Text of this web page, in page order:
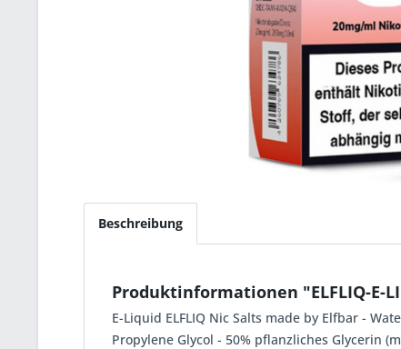
Beschreibung
Produktinformationen "ELFLIQ-E-
E-Liquid ELFLIQ Nic Salts made by Elfbar -
Propylene Glycol - 50% pflanzliches Glycerin